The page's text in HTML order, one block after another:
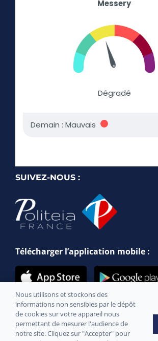
SUIVEZ-NOUS :
Télécharger l’application mobile :
Site officiel de la commune de Messery © 2021 –
Nous utilisons et stockons des
informations non sensibles par le dépôt
de cookies sur votre appareil nous
permettant de mesurer l'audience de
notre site. Cliquez sur "Accepter" pour